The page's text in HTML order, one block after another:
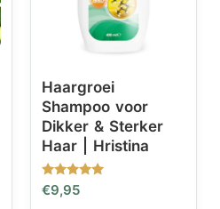
Haargroei
Shampoo voor
Dikker & Sterker
Haar | Hristina
Gewaardeerd
5.00
€9,95